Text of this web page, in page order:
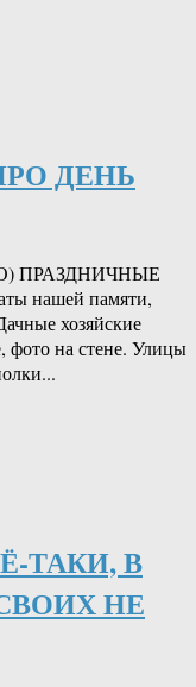
ДЕНЬ
ПРАЗДНИЧНЫЕ
нашей памяти,
хозяйские
фото на стене. Улицы
ТАКИ, В
НЕ